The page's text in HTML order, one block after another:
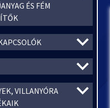
ÉS FÉM
VILLANYÓRA